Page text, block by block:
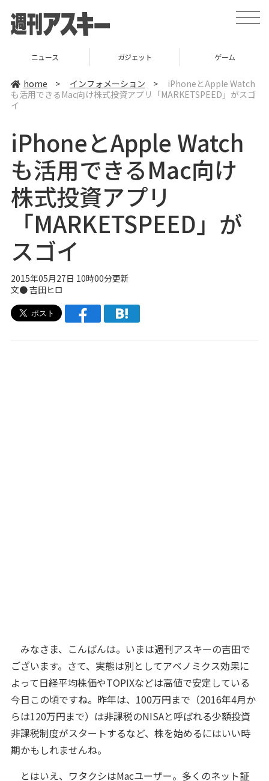
t
o
v
i
ニュース ガジェット ゲーム
home > インフォメーション >
iPhoneとApple Watch
も活用できるMac向け株式投資アプリ「MARKETSPEED」がスゴ
イ
iPhoneとApple Watch
も活用できるMac向け
株式投資アプリ
「MARKETSPEED」が
スゴイ
2015年05月27日 10時00分更新
文●吉田ヒロ
みなさま、こんばんは。いまは週刊アスキーの吉田で
ございます。さて、実態は別としてアベノミクス効果に
よって日経平均株価やTOPIXなどは高値で安定している
今日この頃ですね。昨年は、100万円まで（2016年4月か
らは120万円まで）は非課税のNISAと呼ばれる少額投資
非課税制度がスタートするなど、株を始めるにはいい時
期かもしれませんね。
とはいえ、ワタクシはMacユーザー。多くのネット証